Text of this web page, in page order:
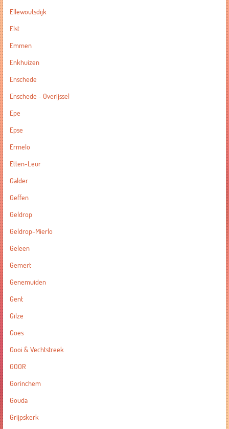
Ellewoutsdijk
Elst
Emmen
Enkhuizen
Enschede
Enschede - Overijssel
Epe
Epse
Ermelo
Etten-Leur
Galder
Geffen
Geldrop
Geldrop-Mierlo
Geleen
Gemert
Genemuiden
Gent
Gilze
Goes
Gooi & Vechtstreek
GOOR
Gorinchem
Gouda
Grijpskerk